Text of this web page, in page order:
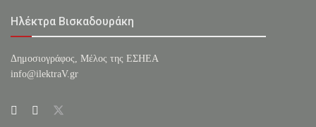
Ηλέκτρα Βισκαδουράκη
Δημοσιογράφος, Μέλος της ΕΣHΕΑ
info@ilektraV.gr